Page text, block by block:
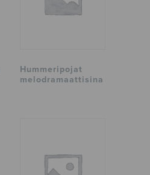
Hummeripojat
melodramaattisina